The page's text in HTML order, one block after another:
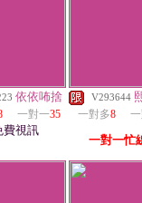
依依咘捨
一對一35
費視訊
V293644
一對多8
一對一忙